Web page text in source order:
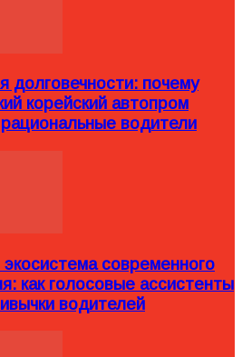
долговечности: почему
корейский автопром
водители
современного
как голосовые ассистенты
водителей